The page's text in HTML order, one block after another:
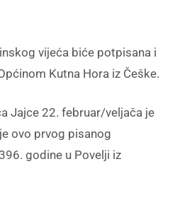
vijeća biće potpisana i
Kutna Hora iz Češke.
Jajce 22. februar/veljača je
ovo prvog pisanog
godine u Povelji iz